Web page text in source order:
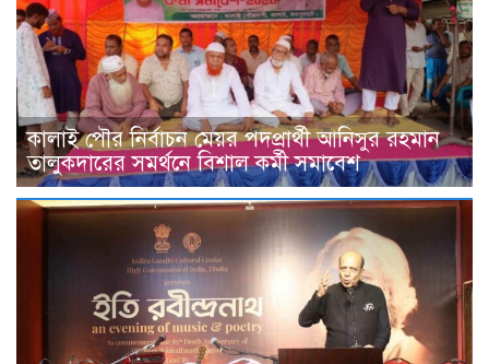
কালাই পৌর নির্বাচন মেয়র পদপ্রার্থী আনিসুর রহমান
তালুকদারের সমর্থনে বিশাল কর্মী সমাবেশ